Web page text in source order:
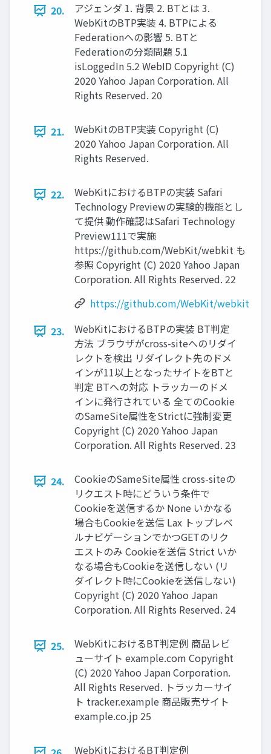
20.
アジェンダ 1. 背景 2. BTとは 3.
WebKitのBTP実装 4. BTPによる
Federationへの影響 5. BTと
Federationの分類問題 5.1
isLoggedIn 5.2 WebID Copyright (C)
2020 Yahoo Japan Corporation. All
Rights Reserved. 20
21.
WebKitのBTP実装 Copyright (C)
2020 Yahoo Japan Corporation. All
Rights Reserved.
22.
WebKitにおけるBTPの実装 Safari
Technology Previewの実験的機能とし
て提供 動作確認はSafari Technology
Preview111で実施
https://github.com/WebKit/webkit も
参照 Copyright (C) 2020 Yahoo Japan
Corporation. All Rights Reserved. 22
https://github.com/WebKit/webkit
23.
WebKitにおけるBTPの実装 BT判定
⽅法 ブラウザがcross-siteへのリダイ
レクトを検出 リダイレクト先のドメ
インが11以上となったサイトをBTと
判定 BTへの対応 トラッカーのドメ
インに発⾏されている 全てのCookie
のSameSite属性をStrictに強制変更
Copyright (C) 2020 Yahoo Japan
Corporation. All Rights Reserved. 23
24.
CookieのSameSite属性 cross-siteの
リクエスト時にどういう条件で
Cookieを送信するか None いかなる
場合もCookieを送信 Lax トップレベ
ルナビゲーションでかつGETのリク
エストのみ Cookieを送信 Strict いか
なる場合もCookieを送信しない (リ
ダイレクト時にCookieを送信しない)
Copyright (C) 2020 Yahoo Japan
Corporation. All Rights Reserved. 24
25.
WebKitにおけるBT判定例 商品レビ
ューサイト example.com Copyright
(C) 2020 Yahoo Japan Corporation.
All Rights Reserved. トラッカーサイ
ト tracker.example 商品販売サイト
example.co.jp 25
WebKitにおけるBT判定例